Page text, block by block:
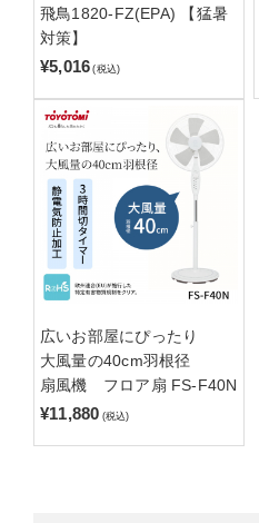
飛鳥1820-FZ(EPA) 【猛暑
対策】
¥5,016 (税込)
広いお部屋にぴったり
大風量の40cm羽根径
扇風機 フロア扇 FS-F40N
¥11,880 (税込)